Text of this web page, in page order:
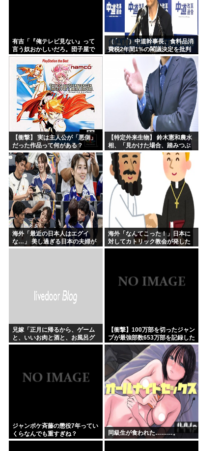
有吉「『俺テレビ見ない』って
言う奴おかしいだろ。団子屋で
『団子食べない』って言うか？
こっちは芸人だぞ」
（ ´_ゝ`）中道幹事長、食料品消
費税2年間1%の閣議決定を批判
→ 記者「中道改革連合は食料品
消費税ゼロを公約に掲げていた
が？」→ 階猛氏「
【衝撃】 実は主人公が「悪側」
だった作品って何がある？
【特定外来生物】 鈴木憲和農水
相、「見かけた場合、踏みつぶ
す等捕殺をお願いします」投稿
が反響
海外「最近の日本人はエグイ
な…」 美し過ぎる日本の夫婦が
W杯で世界に見つかってしまう
海外「なんてこった！」日本に
対してカトリック教会が発した
声明に海外からコメントが殺到
兄嫁「正月に帰るから、ゲーム
と、いいお肉と酒と、お風呂グ
ッズの準備しとけよ」寝起きの
【衝撃】100万部を切ったジャン
プが最強部数653万部を記録した
時の週刊少年ジャンプの面子が
ヤバすぎる
ジャンポケ斉藤の懲役7年ってい
くらなんでも重すぎね？
同級生が食われた………。